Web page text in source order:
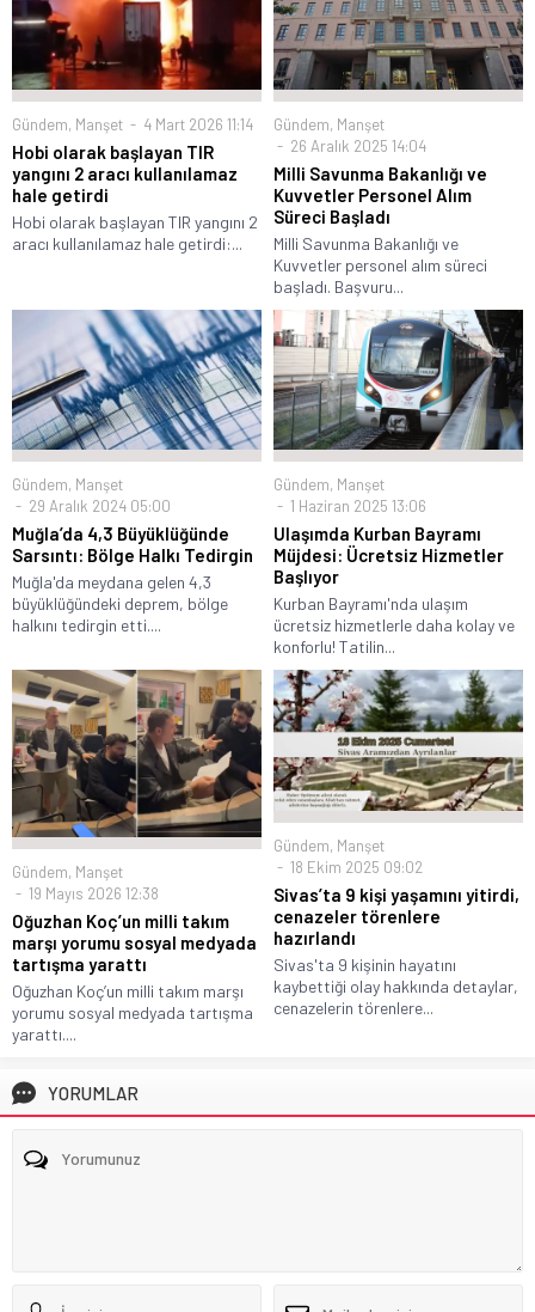
Gündem, Manşet 4 Mart 2026 11:14
Hobi olarak başlayan TIR
yangını 2 aracı kullanılamaz
hale getirdi
Hobi olarak başlayan TIR yangını 2
aracı kullanılamaz hale getirdi:...
Gündem, Manşet
26 Aralık 2025 14:04
Milli Savunma Bakanlığı ve
Kuvvetler Personel Alım
Süreci Başladı
Milli Savunma Bakanlığı ve
Kuvvetler personel alım süreci
başladı. Başvuru...
Gündem, Manşet
29 Aralık 2024 05:00
Muğla’da 4,3 Büyüklüğünde
Sarsıntı: Bölge Halkı Tedirgin
Muğla'da meydana gelen 4,3
büyüklüğündeki deprem, bölge
halkını tedirgin etti....
Gündem, Manşet
1 Haziran 2025 13:06
Ulaşımda Kurban Bayramı
Müjdesi: Ücretsiz Hizmetler
Başlıyor
Kurban Bayramı'nda ulaşım
ücretsiz hizmetlerle daha kolay ve
konforlu! Tatilin...
Gündem, Manşet
19 Mayıs 2026 12:38
Oğuzhan Koç’un milli takım
marşı yorumu sosyal medyada
tartışma yarattı
Oğuzhan Koç’un milli takım marşı
yorumu sosyal medyada tartışma
yarattı....
Gündem, Manşet
18 Ekim 2025 09:02
Sivas’ta 9 kişi yaşamını yitirdi,
cenazeler törenlere
hazırlandı
Sivas'ta 9 kişinin hayatını
kaybettiği olay hakkında detaylar,
cenazelerin törenlere...
YORUMLAR